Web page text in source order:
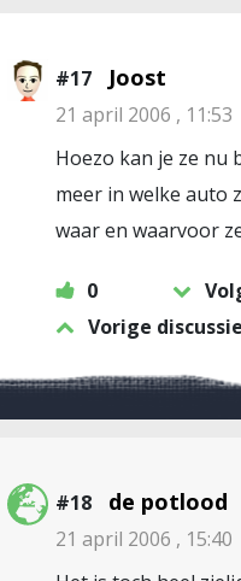
#17 Joost
21 april 2006 , 11:53
Hoezo kan je ze nu
meer in welke auto
waar en waarvoor
0
Vorige discussie
#18 de potlood
21 april 2006 , 15:40